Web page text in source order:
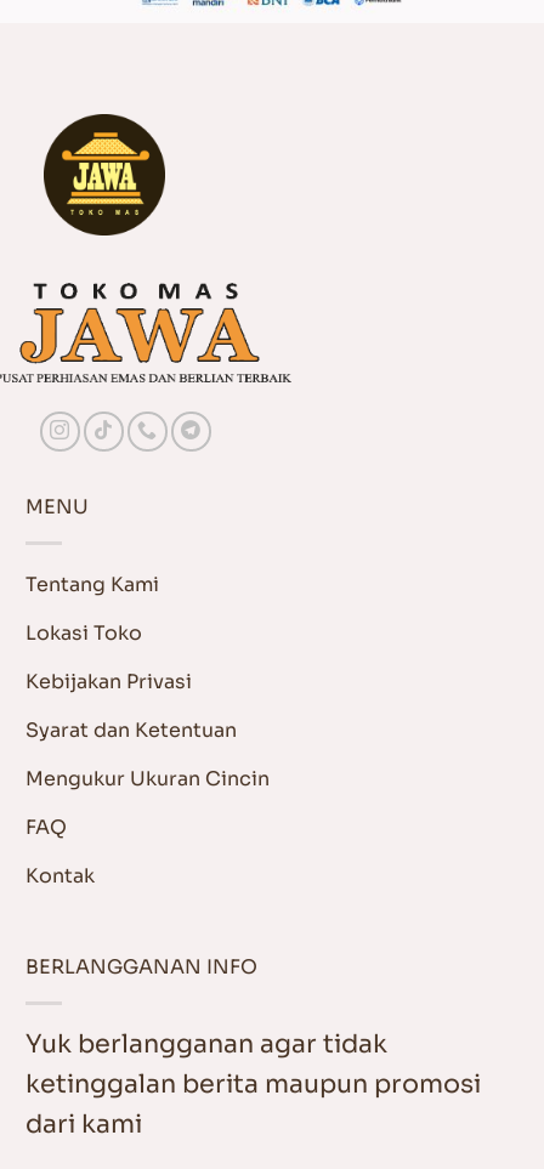
MENU
Tentang Kami
Lokasi Toko
Kebijakan Privasi
Syarat dan Ketentuan
Mengukur Ukuran Cincin
FAQ
Kontak
BERLANGGANAN INFO
Yuk berlangganan agar tidak
ketinggalan berita maupun promosi
dari kami